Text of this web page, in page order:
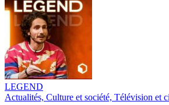
LEGEND
Actualités, Culture et société, Télévision et